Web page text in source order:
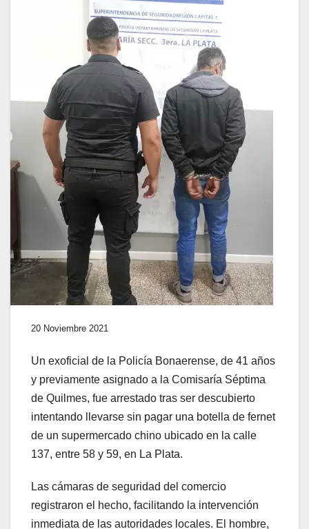
20 Noviembre 2021
Un exoficial de la Policía Bonaerense, de 41 años
y previamente asignado a la Comisaría Séptima
de Quilmes, fue arrestado tras ser descubierto
intentando llevarse sin pagar una botella de fernet
de un supermercado chino ubicado en la calle
137, entre 58 y 59, en La Plata.
Las cámaras de seguridad del comercio
registraron el hecho, facilitando la intervención
inmediata de las autoridades locales. El hombre,